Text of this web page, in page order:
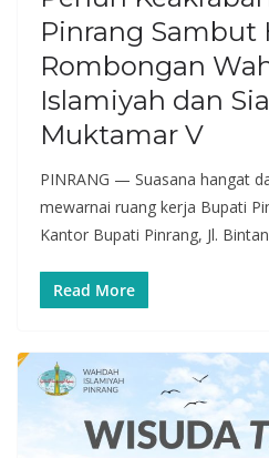
Pinrang Sambut
Rombongan
Islamiyah dan
Muktamar V
PINRANG — Suasana hangat
mewarnai ruang kerja Bupati
Kantor Bupati Pinrang, Jl.
Read More